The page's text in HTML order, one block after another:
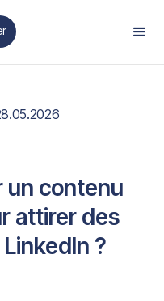
un contenu
attirer des
?